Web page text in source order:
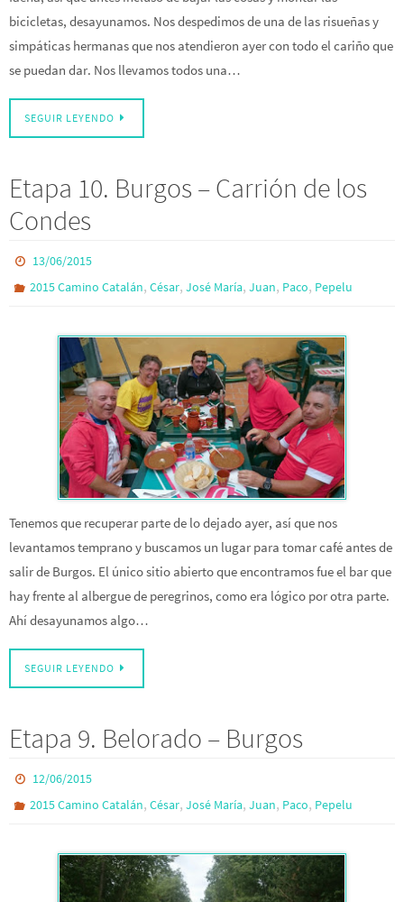
bicicletas, desayunamos. Nos despedimos de una de las risueñas y
simpáticas hermanas que nos atendieron ayer con todo el cariño que
se puedan dar. Nos llevamos todos una…
SEGUIR LEYENDO
Etapa 10. Burgos – Carrión de los
Condes
13/06/2015
2015 Camino Catalán,César,José María,Juan, Paco, Pepelu
Tenemos que recuperar parte de lo dejado ayer, así que nos
levantamos temprano y buscamos un lugar para tomar café antes de
salir de Burgos. El único sitio abierto que encontramos fue el bar que
hay frente al albergue de peregrinos, como era lógico por otra parte.
Ahí desayunamos algo…
SEGUIR LEYENDO
Etapa 9. Belorado – Burgos
12/06/2015
2015 Camino Catalán,César,José María,Juan, Paco, Pepelu